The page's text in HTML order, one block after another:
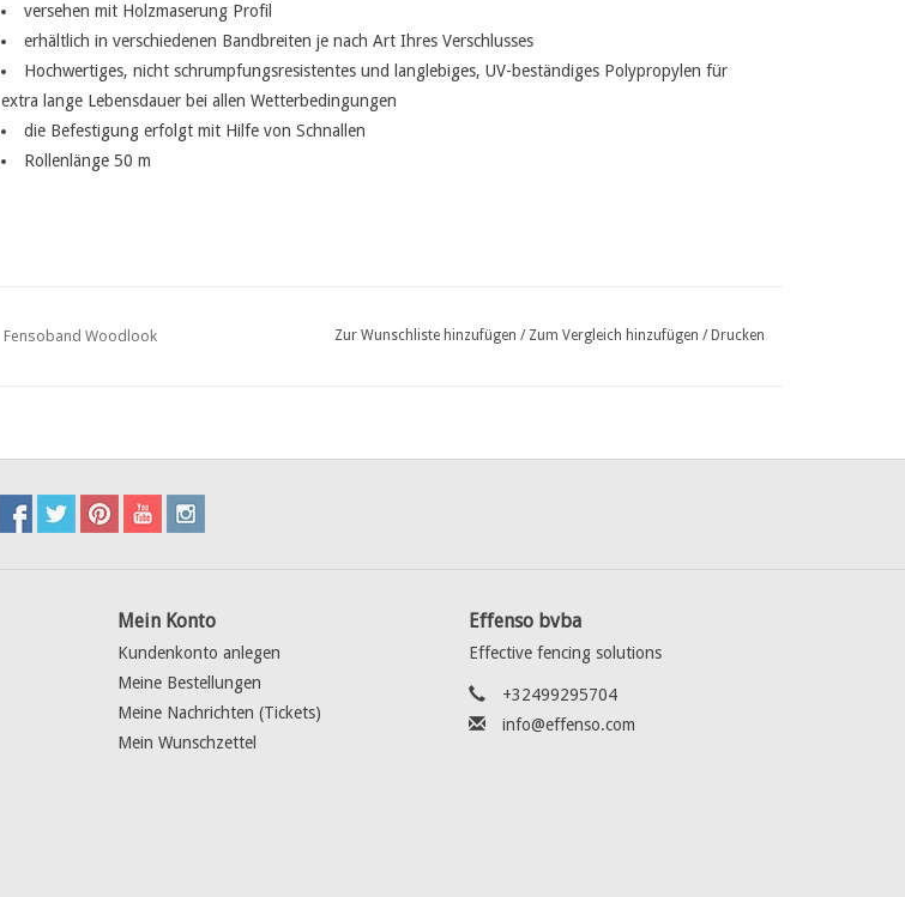
versehen mit Holzmaserung Profil
erhältlich in verschiedenen Bandbreiten je nach Art Ihres Verschlusses
Hochwertiges, nicht schrumpfungsresistentes und langlebiges, UV-beständiges Polypropylen für
extra lange Lebensdauer bei allen Wetterbedingungen
die Befestigung erfolgt mit Hilfe von Schnallen
Rollenlänge 50 m
Fensoband Woodlook Zur Wunschliste hinzufügen / Zum Vergleich hinzufügen / Drucken
Mein Konto
Kundenkonto anlegen
Meine Bestellungen
Meine Nachrichten (Tickets)
Mein Wunschzettel
Effenso bvba
Effective fencing solutions
+32499295704
info@effenso.com